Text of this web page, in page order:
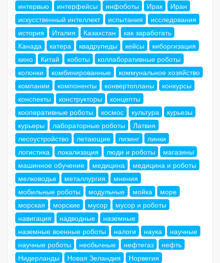
интервью
интерфейсы инфоботы Ирак
Иран
искусственный интеллект
испытания
исследования
история
Италия Казахстан
как заработать
Канада
катера квадрупеды кейсы
киборгизация
кино
Китай коботы
коллаборативные роботы
колонки
комбинированные
коммунальное хозяйство
компании
компоненты конвертопланы
конкурсы
конспекты
конструкторы
концепты
кооперативные роботы
космос культура
курьезы
курьеры
лабораторные роботы
Латвия
лесоустройство
летающие лизинг
линки
логистика
локализация люди и роботы
магазины
машинное обучение
медицина
медицина и роботы
мелководье
металлургия
мнения
мобильные роботы
модульные мойка
море
морская
морские мусор
мусор и роботы
навигация
надводные
наземные
наземные военные роботы
налоги наука
научные
научные роботы
необычные нефтегаз
нефть
Нидерланды
Новая Зеландия
Норвегия